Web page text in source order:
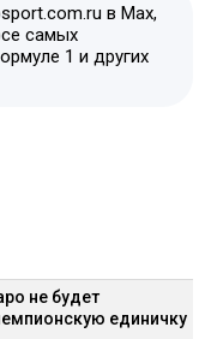
в Max,
самых
1 и других
не будет
единичку